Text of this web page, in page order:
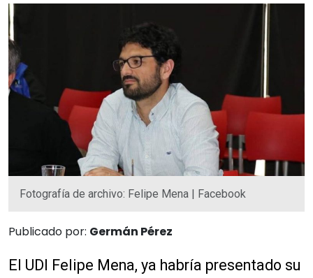
Fotografía de archivo: Felipe Mena | Facebook
Publicado por: Germán Pérez
El UDI Felipe Mena, ya habría presentado su